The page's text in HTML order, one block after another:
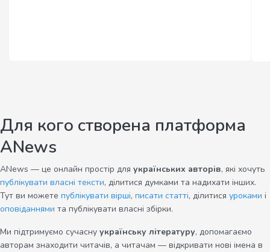
Для кого створена платформа
ANews
ANews — це онлайн простір для українських авторів, які хочуть
публікувати власні тексти, ділитися думками та надихати інших.
Тут ви можете публікувати вірші, писати статті, ділитися уроками і
оповіданнями та публікувати власні збірки.
Ми підтримуємо сучасну українську літературу, допомагаємо
авторам знаходити читачів, а читачам — відкривати нові імена в